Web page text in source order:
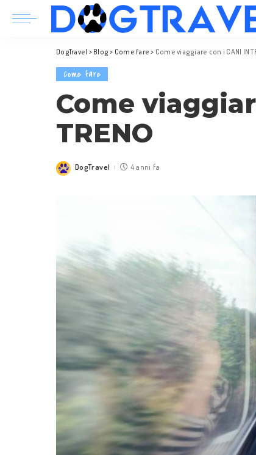
DogTravel > Blog > Come fare > Come viaggiare con i CANI IN
Come fare
Come
TRENO
Posted
DogTravel 4 anni fa